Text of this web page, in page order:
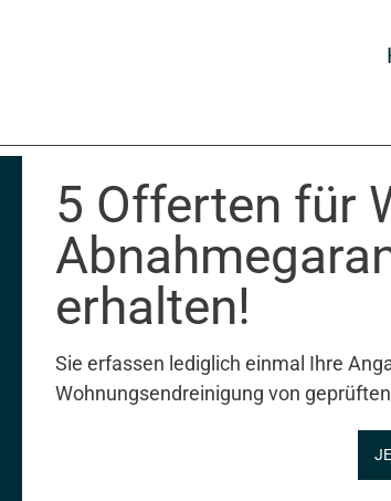
5 Offerten für
erhalten!
Sie erfassen lediglich einmal Ihre
Wohnungsendreinigung von